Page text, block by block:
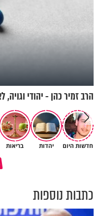
הרב זמיר כהן - יהודי וגויה,
חדשות היום יהדות בריאות
תשתמש באהבה של השם
כתבות נוספות